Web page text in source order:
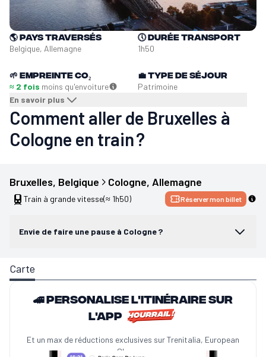
🌎Pays traversés
Belgique, Allemagne
🕔Durée transport
1h50
🌱 Empreinte CO₂
≈ 2 fois moins qu'envoiture
En savoir plus
💼Type de séjour
Patrimoine
Comment aller de Bruxelles à
Cologne en train ?
Bruxelles, Belgique Cologne, Allemagne
Train à grande vitesse(≈ 1h50) Réserver mon billet
Envie de faire une pause à Cologne ?
Carte
🚄 Personalise l'itinéraire sur
l'app
Et un max de réductions exclusives sur Trenitalia, European
Sleeper...